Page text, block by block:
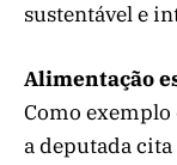
sustentável e
Alimentação
Como
a deputada